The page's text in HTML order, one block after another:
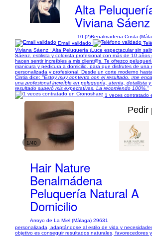
Alta
Viviana Sáenz
10 (2)Benalmadena Costa
Email validado
Viviana Sáenz · Alta Peluquería ¡Luce espectacular sin
Sáenz, estilista y colorista profesional con más de 10 años
hacen sentir increíbles a mis client@s. Te ofrezco
manicura y pedicura a domicilio, para que disfrutes de una
personalizada y profesional. Desde un corte moderno
Cintia dice: "Estoy muy contenta con el resultado. ¡me
una profesional increíble en peluquería, atenta, detallista y
resultado superó mis expectativas. La recomiendo 100%."
1 veces contratado
1/40
Pedir
Hair Nature
Benalmádena
Peluquería Natural A
Domicilio
Arroyo de La Miel (Málaga) 29631
personalizada, adaptándose al estilo de vida y
objetivo es conseguir resultados naturales, favorecedores y